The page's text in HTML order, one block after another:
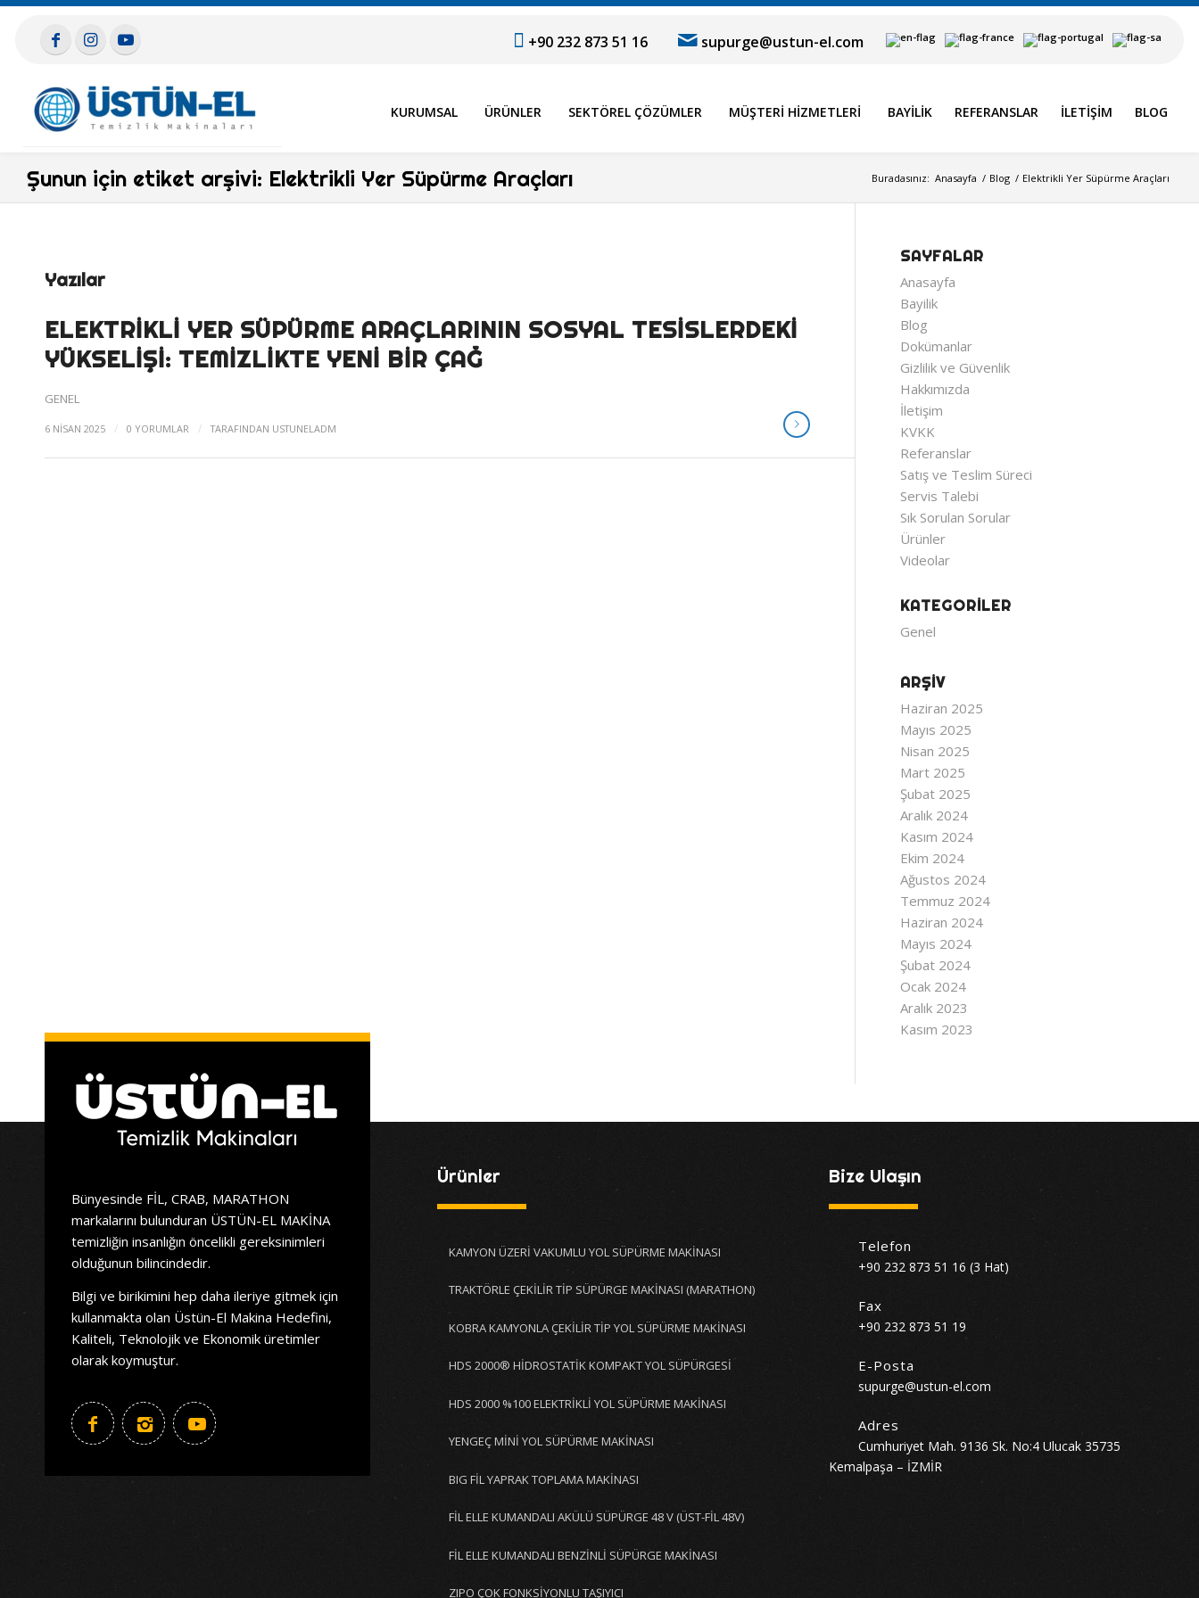
+90 232 873 51 16 supurge@ustun-el.com
KURUMSAL ÜRÜNLER SEKTÖREL ÇÖZÜMLER MÜŞTERI HIZMETLERI BAYILIK REFERANSLAR İLETIŞIM BLOG
Şunun için etiket arşivi: Elektrikli Yer Süpürme Araçları Buradasınız: Anasayfa / Blog / Elektrikli Yer Süpürme Araçları
Yazılar
ELEKTRIKLI YER SÜPÜRME ARAÇLARININ SOSYAL TESISLERDEKI
YÜKSELIŞI: TEMIZLIKTE YENI BIR ÇAĞ
GENEL
6 NISAN 2025 / 0 YORUMLAR / TARAFINDAN USTUNELADM
SAYFALAR
Anasayfa
Bayilik
Blog
Dokümanlar
Gizlilik ve Güvenlik
Hakkımızda
İletişim
KVKK
Referanslar
Satış ve Teslim Süreci
Servis Talebi
Sık Sorulan Sorular
Ürünler
Videolar
KATEGORILER
Genel
ARŞIV
Haziran 2025
Mayıs 2025
Nisan 2025
Mart 2025
Şubat 2025
Aralık 2024
Kasım 2024
Ekim 2024
Ağustos 2024
Temmuz 2024
Haziran 2024
Mayıs 2024
Şubat 2024
Ocak 2024
Aralık 2023
Kasım 2023
Bünyesinde FİL, CRAB, MARATHON
markalarını bulunduran ÜSTÜN-EL MAKİNA
temizliğin insanlığın öncelikli gereksinimleri
olduğunun bilincindedir.
Bilgi ve birikimini hep daha ileriye gitmek için
kullanmakta olan Üstün-El Makina Hedefini,
Kaliteli, Teknolojik ve Ekonomik üretimler
olarak koymuştur.
Ürünler
KAMYON ÜZERİ VAKUMLU YOL SÜPÜRME MAKİNASI
TRAKTÖRLE ÇEKİLİR TİP SÜPÜRGE MAKİNASI (MARATHON)
KOBRA KAMYONLA ÇEKİLİR TİP YOL SÜPÜRME MAKİNASI
HDS 2000® HİDROSTATİK KOMPAKT YOL SÜPÜRGESİ
HDS 2000 %100 ELEKTRİKLİ YOL SÜPÜRME MAKİNASI
YENGEÇ MİNİ YOL SÜPÜRME MAKİNASI
BIG FİL YAPRAK TOPLAMA MAKİNASI
FİL ELLE KUMANDALI AKÜLÜ SÜPÜRGE 48 V (ÜST-FİL 48V)
FİL ELLE KUMANDALI BENZİNLİ SÜPÜRGE MAKİNASI
ZIPO ÇOK FONKSİYONLU TAŞIYICI
Bize Ulaşın
Telefon
+90 232 873 51 16 (3 Hat)
Fax
+90 232 873 51 19
E-Posta
supurge@ustun-el.com
Adres
Cumhuriyet Mah. 9136 Sk. No:4 Ulucak 35735
Kemalpaşa – İZMİR